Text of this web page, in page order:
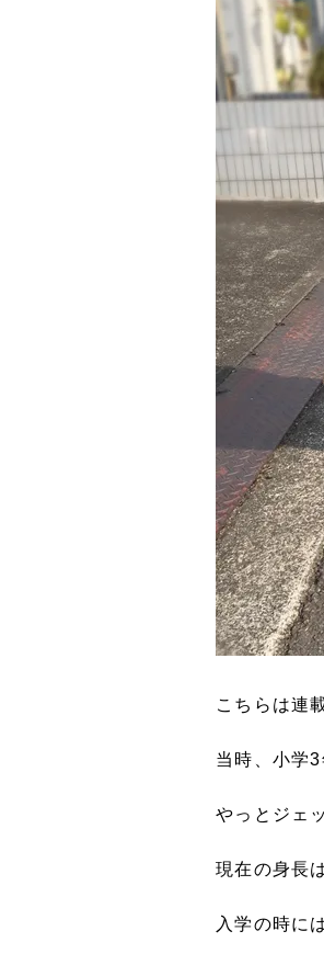
こちらは連
当時、小学
やっとジェ
現在の身長
入学の時に